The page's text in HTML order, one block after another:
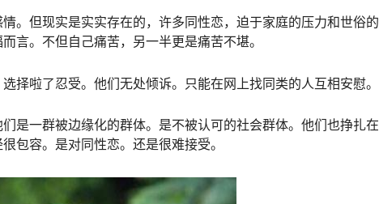
。但现实是实实存在的，许多同性恋，迫于家庭的压力和世俗的
言。不但自己痛苦，另一半更是痛苦不堪。
择啦了忍受。他们无处倾诉。只能在网上找同类的人互相安慰。
是一群被边缘化的群体。是不被认可的社会群体。他们也挣扎在
包容。是对同性恋。还是很难接受。